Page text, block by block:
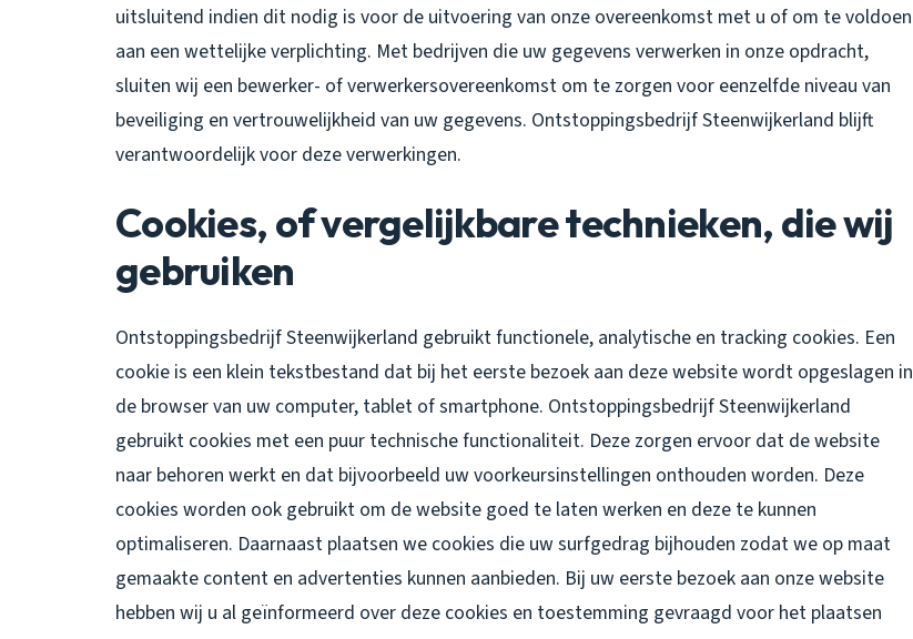
uitsluitend indien dit nodig is voor de uitvoering van onze overeenkomst met u of om te voldoen
aan een wettelijke verplichting. Met bedrijven die uw gegevens verwerken in onze opdracht,
sluiten wij een bewerker- of verwerkersovereenkomst om te zorgen voor eenzelfde niveau van
beveiliging en vertrouwelijkheid van uw gegevens. Ontstoppingsbedrijf Steenwijkerland blijft
verantwoordelijk voor deze verwerkingen.
Cookies, of vergelijkbare technieken, die wij
gebruiken
Ontstoppingsbedrijf Steenwijkerland gebruikt functionele, analytische en tracking cookies. Een
cookie is een klein tekstbestand dat bij het eerste bezoek aan deze website wordt opgeslagen in
de browser van uw computer, tablet of smartphone. Ontstoppingsbedrijf Steenwijkerland
gebruikt cookies met een puur technische functionaliteit. Deze zorgen ervoor dat de website
naar behoren werkt en dat bijvoorbeeld uw voorkeursinstellingen onthouden worden. Deze
cookies worden ook gebruikt om de website goed te laten werken en deze te kunnen
optimaliseren. Daarnaast plaatsen we cookies die uw surfgedrag bijhouden zodat we op maat
gemaakte content en advertenties kunnen aanbieden. Bij uw eerste bezoek aan onze website
hebben wij u al geïnformeerd over deze cookies en toestemming gevraagd voor het plaatsen